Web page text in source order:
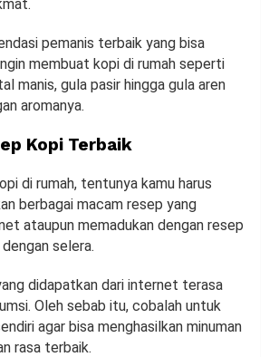
pemanis terbaik yang bisa
membuat kopi di rumah seperti
manis, gula pasir hingga gula aren
aromanya.
Kopi Terbaik
di rumah, tentunya kamu harus
berbagai macam resep yang
ataupun memadukan dengan resep
selera.
didapatkan dari internet terasa
Oleh sebab itu, cobalah untuk
agar bisa menghasilkan minuman
rasa terbaik.